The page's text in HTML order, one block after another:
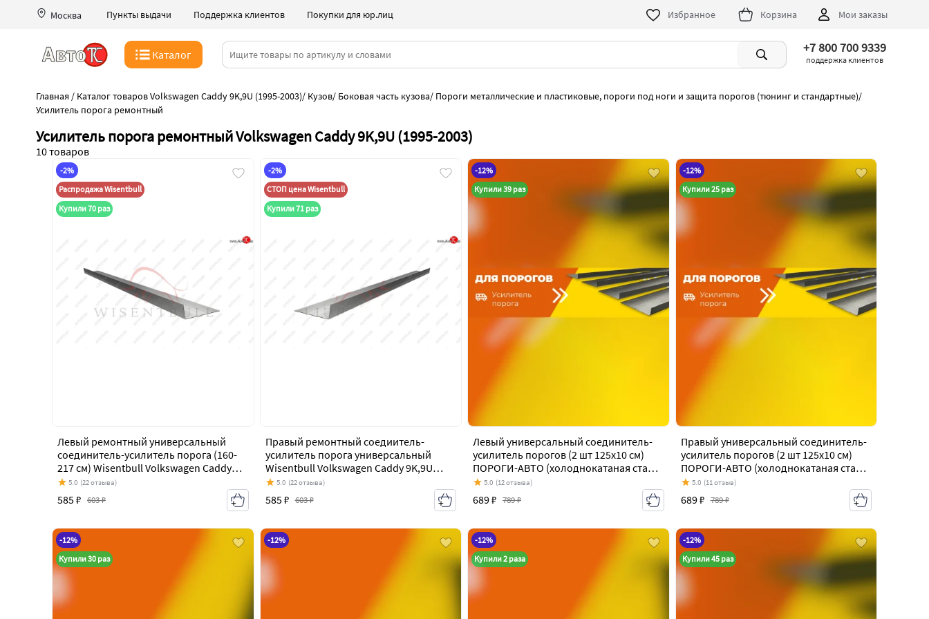
Москва Пункты выдачи Поддержка клиентов Покупки для юр.лиц Избранное Корзина Мои заказы
Каталог +7 800 700 9339
поддержка клиентов
Главная / Каталог товаров Volkswagen Caddy 9K,9U (1995-2003)/ Кузов/ Боковая часть кузова/ Пороги металлические и пластиковые, пороги под ноги и защита порогов (тюнинг и стандартные)/
Усилитель порога ремонтный
Усилитель порога ремонтный Volkswagen Caddy 9K,9U (1995-2003)
10 товаров
-2%
Распродажа Wisentbull
Купили 70 раз
Левый ремонтный универсальный
соединитель-усилитель порога (160-
217 см) Wisentbull Volkswagen Caddy
9K,9U (1995-2003)
5.0 (22 отзыва)
585 ₽ 603 ₽
-2%
СТОП цена Wisentbull
Купили 71 раз
Правый ремонтный соедиитель-
усилитель порога универсальный
Wisentbull Volkswagen Caddy 9K,9U
(1995-2003)
5.0 (22 отзыва)
585 ₽ 603 ₽
-12%
Купили 39 раз
Левый универсальный соединитель-
усилитель порогов (2 шт 125х10 см)
ПОРОГИ-АВТО (холоднокатаная сталь
1 мм) Volkswagen Caddy 9K,9U (1995-
2003)
5.0 (12 отзыва)
689 ₽ 789 ₽
-12%
Купили 25 раз
Правый универсальный соединитель-
усилитель порогов (2 шт 125х10 см)
ПОРОГИ-АВТО (холоднокатаная сталь
1 мм) Volkswagen Caddy 9K,9U (1995-
2003)
5.0 (11 отзыв)
689 ₽ 789 ₽
-12%
Купили 30 раз
-12%
-12%
Купили 2 раза
-12%
Купили 45 раз